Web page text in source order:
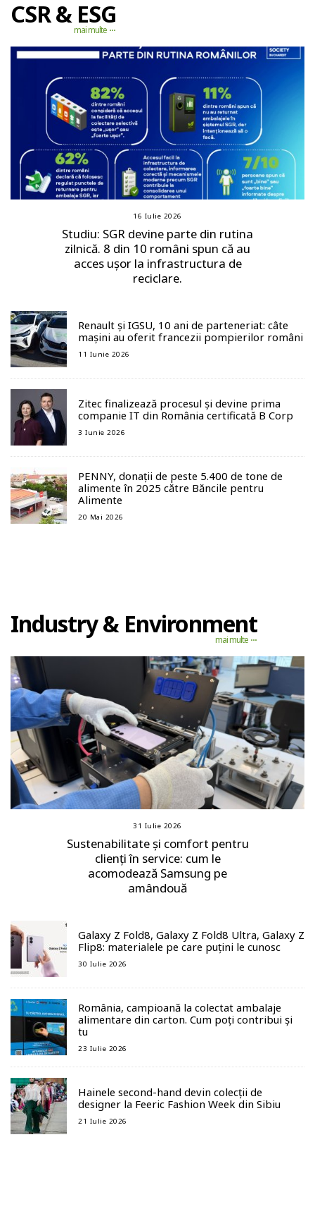
CSR & ESG
mai multe
16 Iulie 2026
Studiu: SGR devine parte din rutina
zilnică. 8 din 10 români spun că au
acces ușor la infrastructura de
reciclare.
Renault și IGSU, 10 ani de parteneriat: câte
mașini au oferit francezii pompierilor români
11 Iunie 2026
Zitec finalizează procesul și devine prima
companie IT din România certificată B Corp
3 Iunie 2026
PENNY, donații de peste 5.400 de tone de
alimente în 2025 către Băncile pentru
Alimente
20 Mai 2026
Industry & Environment
mai multe
31 Iulie 2026
Sustenabilitate și comfort pentru
clienți în service: cum le
acomodează Samsung pe
amândouă
Galaxy Z Fold8, Galaxy Z Fold8 Ultra, Galaxy Z
Flip8: materialele pe care puțini le cunosc
30 Iulie 2026
România, campioană la colectat ambalaje
alimentare din carton. Cum poți contribui și
tu
23 Iulie 2026
Hainele second-hand devin colecții de
designer la Feeric Fashion Week din Sibiu
21 Iulie 2026